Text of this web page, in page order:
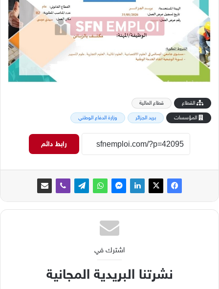
القطاع
قطاع المالية
المؤسسات
بريد الجزائر وزارة الدفاع الوطني
رابط دائم
اشترك في
نشرتنا البريدية المجانية